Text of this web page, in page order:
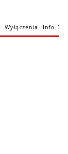
Wyłączenia Info